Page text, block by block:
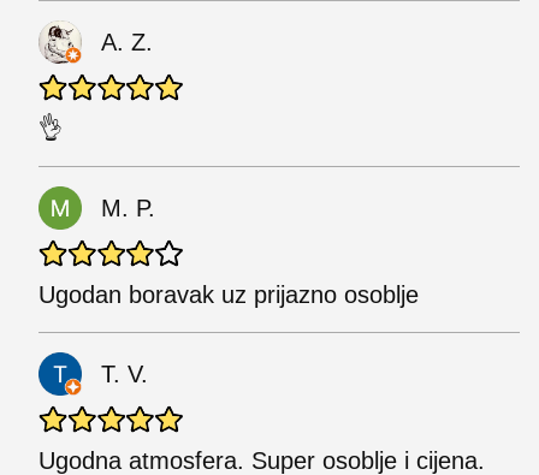
A. Z.
👌
M. P.
Ugodan boravak uz prijazno osoblje
T. V.
Ugodna atmosfera. Super osoblje i cijena.